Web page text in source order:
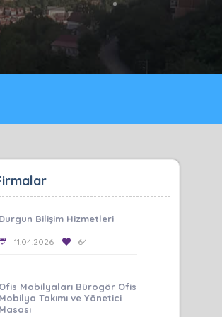
Durgun Bilişim Hizmetleri
11.04.2026 64
Ofis Mobilyaları Bürogör Ofis
Mobilya Takımı ve Yönetici
Masası